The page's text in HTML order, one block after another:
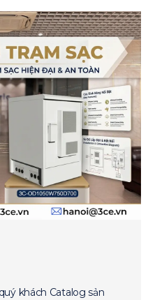
khách Catalog sản